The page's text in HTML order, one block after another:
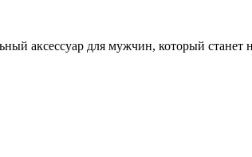
аксессуар для мужчин, который